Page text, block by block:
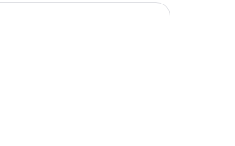
싱글룸 (Interior) | 저자극성 침구, 오리/거위